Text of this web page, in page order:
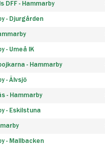
DFF - Hammarby
- Djurgården
- Umeå IK
- Hammarby
- Älvsjö
- Hammarby
- Eskilstuna
- Mallbacken